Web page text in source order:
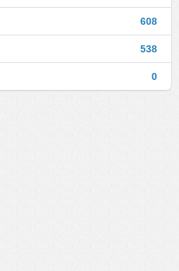
608
538
0